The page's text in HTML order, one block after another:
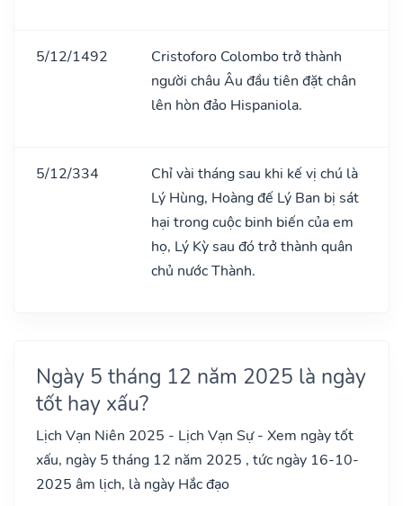
5/12/1492
Cristoforo Colombo trở thành
người châu Âu đầu tiên đặt chân
lên hòn đảo Hispaniola.
5/12/334
Chỉ vài tháng sau khi kế vị chú là
Lý Hùng, Hoàng đế Lý Ban bị sát
hại trong cuộc binh biến của em
họ, Lý Kỳ sau đó trở thành quân
chủ nước Thành.
Ngày 5 tháng 12 năm 2025 là ngày
tốt hay xấu?
Lịch Vạn Niên 2025 - Lịch Vạn Sự - Xem ngày tốt
xấu, ngày 5 tháng 12 năm 2025 , tức ngày 16-10-
2025 âm lịch, là ngày Hắc đạo